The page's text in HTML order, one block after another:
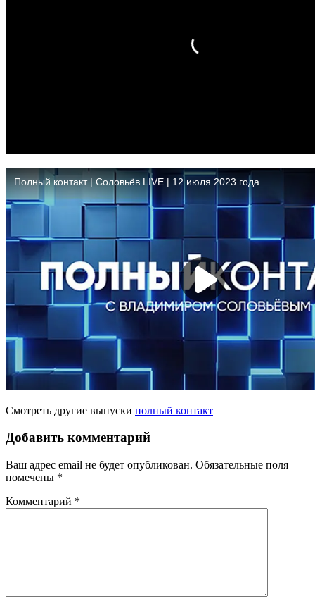
Смотреть другие выпуски полный контакт
Добавить комментарий
Ваш адрес email не будет опубликован. Обязательные поля
помечены *
Комментарий *